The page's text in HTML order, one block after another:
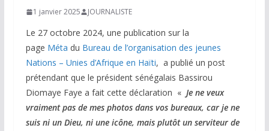
1 janvier 2025 JOURNALISTE
Le 27 octobre 2024, une publication sur la
page Méta du Bureau de l’organisation des jeunes
Nations – Unies d’Afrique en Haïti, a publié un post
prétendant que le président sénégalais Bassirou
Diomaye Faye a fait cette déclaration « Je ne veux
vraiment pas de mes photos dans vos bureaux, car je ne
suis ni un Dieu, ni une icône, mais plutôt un serviteur de